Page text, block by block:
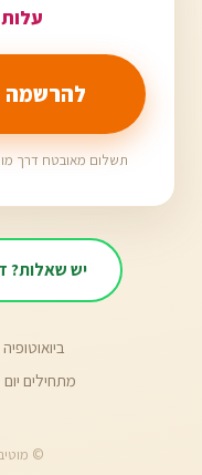
להרשמה
תשלום מאובטח דרך
יש שאלות?
ביואוטופיה -
מתחילים יום ראשון 18.10 ·
©